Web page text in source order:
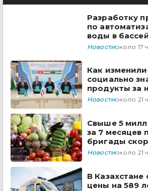
Разработку
по
воды в
Сырдарья
Новостиоколо 17
Как
социально
продукты за
Новостиоколо 21
Свыше 5
за 7 месяцев
бригады
Казахстана
Новостиоколо 21
В Казахстане
цены на 589